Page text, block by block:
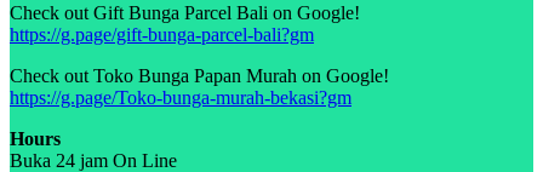
Check out Gift Bunga Parcel Bali on Google!
https://g.page/gift-bunga-parcel-bali?gm
Check out Toko Bunga Papan Murah on Google!
https://g.page/Toko-bunga-murah-bekasi?gm
Hours
Buka 24 jam On Line